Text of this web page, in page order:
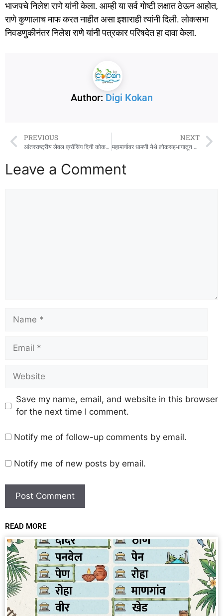
भाजपचे निलेश राणे यांनी केला. आम्ही या सर्व गोष्टी लक्षात ठेऊन आहोत,
राणे कुणालाच माफ करत नाहीत असा इशाराही त्यांनी दिली. लोकसभा
निवडणुकीनंतर निलेश राणे यांनी पत्रकार परिषदेत हा दावा केला.
Author: Digi Kokan
PREVIOUS
आंतरराष्ट्रीय लेवल क्रॉसिंग दिनी कोकण रेल्वेकडून जनजागृती मोहीम
NEXT
महामार्गावर धामणी येथे लोकसहभागातून उभारली प्रवासी निवारा शेड !
Leave a Comment
Save my name, email, and website in this browser
for the next time I comment.
Notify me of follow-up comments by email.
Notify me of new posts by email.
READ MORE